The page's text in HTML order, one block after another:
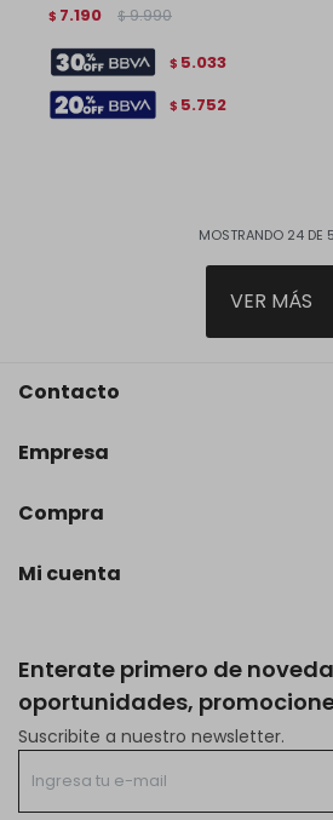
$ 7.190 $ 9.990
$ 5.033
$ 5.752
MOSTRANDO 24DE
VER MÁS
Enterate primero de
oportunidades,
Suscribite a nuestro newsletter.
Contacto
Empresa
Compra
Mi cuenta